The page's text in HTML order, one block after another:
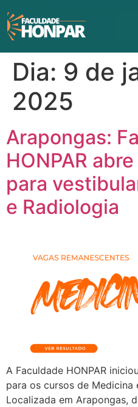
Dia: 9 de
2025
Arapongas:
HONPAR
para
e Radiologia
A Faculdade HONPAR
para os cursos de
Localizada em Arapongas,